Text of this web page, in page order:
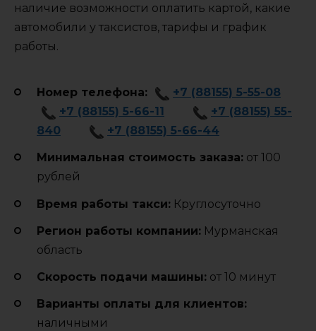
наличие возможности оплатить картой, какие
автомобили у таксистов, тарифы и график
работы.
Номер телефона:
+7 (88155) 5-55-08
+7 (88155) 5-66-11
+7 (88155) 55-
840
+7 (88155) 5-66-44
Минимальная стоимость заказа: от 100
рублей
Время работы такси: Круглосуточно
Регион работы компании: Мурманская
область
Cкорость подачи машины: от 10 минут
Варианты оплаты для клиентов:
наличными